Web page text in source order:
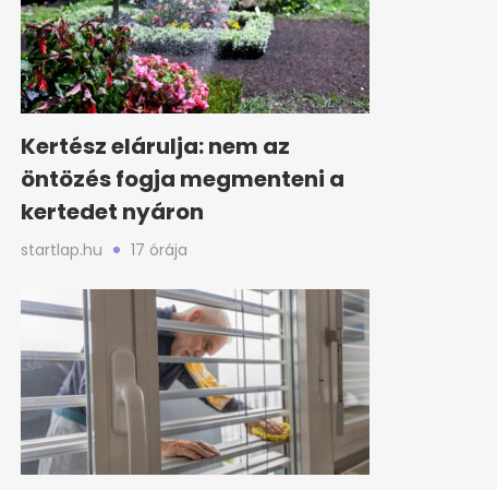
Kertész elárulja: nem az
öntözés fogja megmenteni a
kertedet nyáron
startlap.hu 17 órája